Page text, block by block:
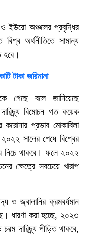
ও ইউরো অঞ্চলের প্রবৃদ্ধির
অর্থনীতিতে সামান্য
হবে।
টাকা জরিমানা
গেছে বলে জানিয়েছে
বিমোচন গত কয়েক
প্রভাব মোকাবিলা
সালের শেষে বিশ্বের
নিচে থাকবে। ফলে ২০২২
ক্ষেত্রে সবচেয়ে খারাপ
ও জ্বালানির ক্রমবর্ধমান
ধারণা করা হচ্ছে, ২০২৩
দারিদ্র্য পীড়িত থাকবে,